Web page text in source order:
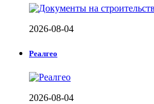
2026-08-04
Реалгео
2026-08-04